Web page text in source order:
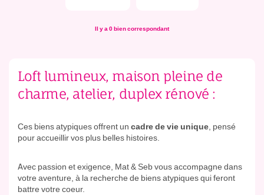
Il y a 0 bien correspondant
Loft lumineux, maison pleine de
charme, atelier, duplex rénové :
Ces biens atypiques offrent un cadre de vie unique , pensé
pour accueillir vos plus belles histoires.
Avec passion et exigence, Mat & Seb vous accompagne dans
votre aventure, à la recherche de biens atypiques qui feront
battre votre coeur.